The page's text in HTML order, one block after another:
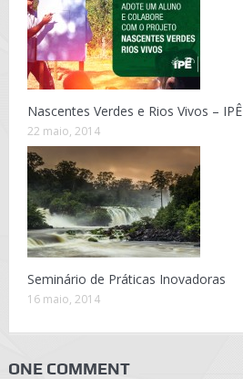
Nascentes Verdes e Rios Vivos – IPÊ
22 maio, 2014
Seminário de Práticas Inovadoras
16 maio, 2014
ONE COMMENT